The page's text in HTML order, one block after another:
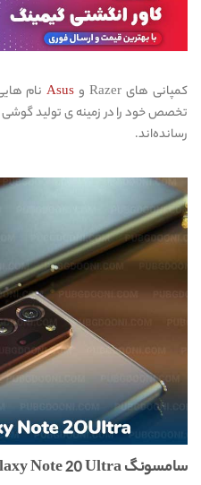
کمپانی های Razer و Asusنام
تخصص خود را در زمینه ی تولید گوشی
رسانده‌اند.
سامسونگ Samsung Galaxy Note 20 Ultra